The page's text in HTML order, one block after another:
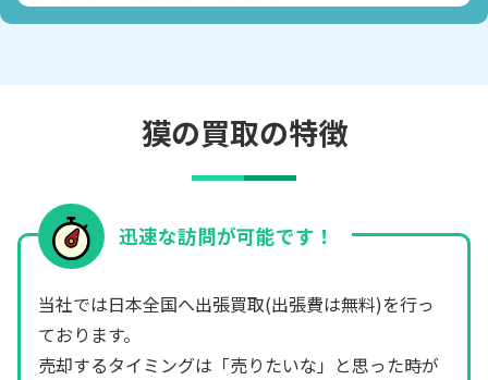
獏の買取の特徴
迅速な訪問が可能です！
当社では日本全国へ出張買取(出張費は無料)を行っ
ております。
売却するタイミングは「売りたいな」と思った時が